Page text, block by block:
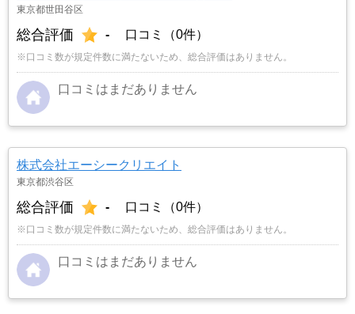
東京都世田谷区
総合評価 - 口コミ（0件）
※口コミ数が規定件数に満たないため、総合評価はありません。
口コミはまだありません
株式会社エーシークリエイト
東京都渋谷区
総合評価 - 口コミ（0件）
※口コミ数が規定件数に満たないため、総合評価はありません。
口コミはまだありません